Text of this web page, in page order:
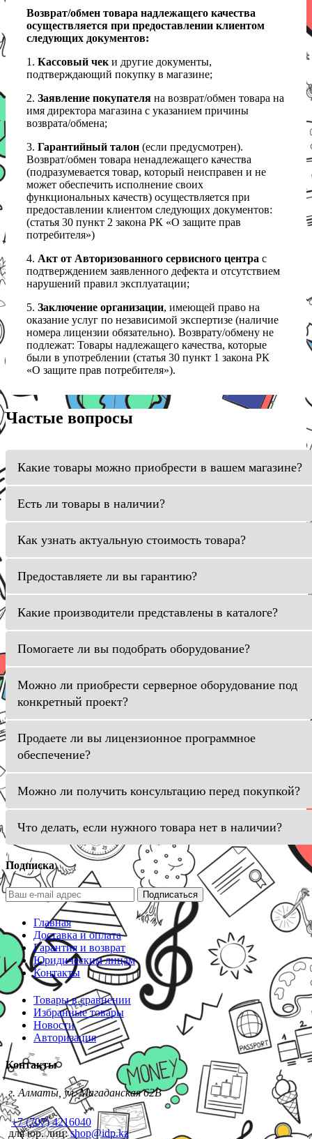
Возврат/обмен товара надлежащего качества
осуществляется при предоставлении клиентом
следующих документов:
1. Кассовый чек и другие документы,
подтверждающий покупку в магазине;
2. Заявление покупателя на возврат/обмен товара на
имя директора магазина с указанием причины
возврата/обмена;
3. Гарантийный талон (если предусмотрен).
Возврат/обмен товара ненадлежащего качества
(подразумевается товар, который неисправен и не
может обеспечить исполнение своих
функциональных качеств) осуществляется при
предоставлении клиентом следующих документов:
(статья 30 пункт 2 закона РК «О защите прав
потребителя»)
4. Акт от Авторизованного сервисного центра с
подтверждением заявленного дефекта и отсутствием
нарушений правил эксплуатации;
5. Заключение организации, имеющей право на
оказание услуг по независимой экспертизе (наличие
номера лицензии обязательно). Возврату/обмену не
подлежат: Товары надлежащего качества, которые
были в употреблении (статья 30 пункт 1 закона РК
«О защите прав потребителя»).
Частые вопросы
Какие товары можно приобрести в вашем магазине?
Есть ли товары в наличии?
Как узнать актуальную стоимость товара?
Предоставляете ли вы гарантию?
Какие производители представлены в каталоге?
Помогаете ли вы подобрать оборудование?
Можно ли приобрести серверное оборудование под
конкретный проект?
Продаете ли вы лицензионное программное
обеспечение?
Можно ли получить консультацию перед покупкой?
Что делать, если нужного товара нет в наличии?
Подписка
Подписаться
Главная
Доставка и оплата
Гарантия и возврат
Юридическим лицам
Контакты
Товары в сравнении
Избранные товары
Новости
Авторизация
Контакты
г. Алматы, ул. Магаданская 62В
+7 (707) 4216040
для юр. лиц:shop@idp.kz